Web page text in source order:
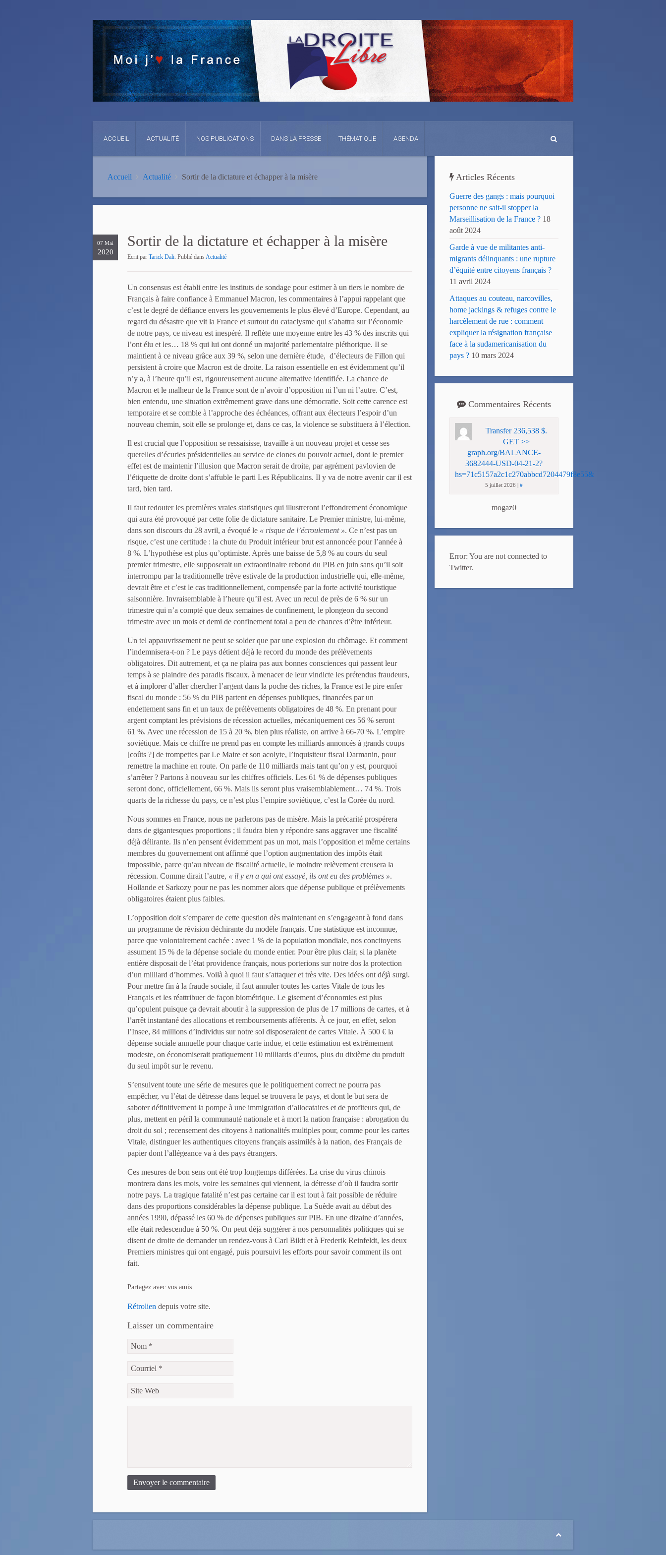
ACCUEIL ACTUALITÉ NOS PUBLICATIONS DANS LA PRESSE THÉMATIQUE AGENDA
Accueil Actualité Sortir de la dictature et échapper à la misère
07 Mai
2020
Sortir de la dictature et échapper à la misère
Ecrit par Tarick Dali. Publié dansActualité
Un consensus est établi entre les instituts de sondage pour estimer à un tiers le nombre de
Français à faire confiance à Emmanuel Macron, les commentaires à l’appui rappelant que
c’est le degré de défiance envers les gouvernements le plus élevé d’Europe. Cependant, au
regard du désastre que vit la France et surtout du cataclysme qui s’abattra sur l’économie
de notre pays, ce niveau est inespéré. Il reflète une moyenne entre les 43 % des inscrits qui
l’ont élu et les… 18 % qui lui ont donné un majorité parlementaire pléthorique. Il se
maintient à ce niveau grâce aux 39 %, selon une dernière étude, d’électeurs de Fillon qui
persistent à croire que Macron est de droite. La raison essentielle en est évidemment qu’il
n’y a, à l’heure qu’il est, rigoureusement aucune alternative identifiée. La chance de
Macron et le malheur de la France sont de n’avoir d’opposition ni l’un ni l’autre. C’est,
bien entendu, une situation extrêmement grave dans une démocratie. Soit cette carence est
temporaire et se comble à l’approche des échéances, offrant aux électeurs l’espoir d’un
nouveau chemin, soit elle se prolonge et, dans ce cas, la violence se substituera à l’élection.
Il est crucial que l’opposition se ressaisisse, travaille à un nouveau projet et cesse ses
querelles d’écuries présidentielles au service de clones du pouvoir actuel, dont le premier
effet est de maintenir l’illusion que Macron serait de droite, par agrément pavlovien de
l’étiquette de droite dont s’affuble le parti Les Républicains. Il y va de notre avenir car il est
tard, bien tard.
Il faut redouter les premières vraies statistiques qui illustreront l’effondrement économique
qui aura été provoqué par cette folie de dictature sanitaire. Le Premier ministre, lui-même,
dans son discours du 28 avril, a évoqué le « risque de l’écroulement ». Ce n’est pas un
risque, c’est une certitude : la chute du Produit intérieur brut est annoncée pour l’année à
8 %. L’hypothèse est plus qu’optimiste. Après une baisse de 5,8 % au cours du seul
premier trimestre, elle supposerait un extraordinaire rebond du PIB en juin sans qu’il soit
interrompu par la traditionnelle trêve estivale de la production industrielle qui, elle-même,
devrait être et c’est le cas traditionnellement, compensée par la forte activité touristique
saisonnière. Invraisemblable à l’heure qu’il est. Avec un recul de près de 6 % sur un
trimestre qui n’a compté que deux semaines de confinement, le plongeon du second
trimestre avec un mois et demi de confinement total a peu de chances d’être inférieur.
Un tel appauvrissement ne peut se solder que par une explosion du chômage. Et comment
l’indemnisera-t-on ? Le pays détient déjà le record du monde des prélèvements
obligatoires. Dit autrement, et ça ne plaira pas aux bonnes consciences qui passent leur
temps à se plaindre des paradis fiscaux, à menacer de leur vindicte les prétendus fraudeurs,
et à implorer d’aller chercher l’argent dans la poche des riches, la France est le pire enfer
fiscal du monde : 56 % du PIB partent en dépenses publiques, financées par un
endettement sans fin et un taux de prélèvements obligatoires de 48 %. En prenant pour
argent comptant les prévisions de récession actuelles, mécaniquement ces 56 % seront
61 %. Avec une récession de 15 à 20 %, bien plus réaliste, on arrive à 66-70 %. L’empire
soviétique. Mais ce chiffre ne prend pas en compte les milliards annoncés à grands coups
[coûts ?] de trompettes par Le Maire et son acolyte, l’inquisiteur fiscal Darmanin, pour
remettre la machine en route. On parle de 110 milliards mais tant qu’on y est, pourquoi
s’arrêter ? Partons à nouveau sur les chiffres officiels. Les 61 % de dépenses publiques
seront donc, officiellement, 66 %. Mais ils seront plus vraisemblablement… 74 %. Trois
quarts de la richesse du pays, ce n’est plus l’empire soviétique, c’est la Corée du nord.
Nous sommes en France, nous ne parlerons pas de misère. Mais la précarité prospérera
dans de gigantesques proportions ; il faudra bien y répondre sans aggraver une fiscalité
déjà délirante. Ils n’en pensent évidemment pas un mot, mais l’opposition et même certains
membres du gouvernement ont affirmé que l’option augmentation des impôts était
impossible, parce qu’au niveau de fiscalité actuelle, le moindre relèvement creusera la
récession. Comme dirait l’autre, « il y en a qui ont essayé, ils ont eu des problèmes ».
Hollande et Sarkozy pour ne pas les nommer alors que dépense publique et prélèvements
obligatoires étaient plus faibles.
L’opposition doit s’emparer de cette question dès maintenant en s’engageant à fond dans
un programme de révision déchirante du modèle français. Une statistique est inconnue,
parce que volontairement cachée : avec 1 % de la population mondiale, nos concitoyens
assument 15 % de la dépense sociale du monde entier. Pour être plus clair, si la planète
entière disposait de l’état providence français, nous porterions sur notre dos la protection
d’un milliard d’hommes. Voilà à quoi il faut s’attaquer et très vite. Des idées ont déjà surgi.
Pour mettre fin à la fraude sociale, il faut annuler toutes les cartes Vitale de tous les
Français et les réattribuer de façon biométrique. Le gisement d’économies est plus
qu’opulent puisque ça devrait aboutir à la suppression de plus de 17 millions de cartes, et à
l’arrêt instantané des allocations et remboursements afférents. À ce jour, en effet, selon
l’Insee, 84 millions d’individus sur notre sol disposeraient de cartes Vitale. À 500 € la
dépense sociale annuelle pour chaque carte indue, et cette estimation est extrêmement
modeste, on économiserait pratiquement 10 milliards d’euros, plus du dixième du produit
du seul impôt sur le revenu.
S’ensuivent toute une série de mesures que le politiquement correct ne pourra pas
empêcher, vu l’état de détresse dans lequel se trouvera le pays, et dont le but sera de
saboter définitivement la pompe à une immigration d’allocataires et de profiteurs qui, de
plus, mettent en péril la communauté nationale et à mort la nation française : abrogation du
droit du sol ; recensement des citoyens à nationalités multiples pour, comme pour les cartes
Vitale, distinguer les authentiques citoyens français assimilés à la nation, des Français de
papier dont l’allégeance va à des pays étrangers.
Ces mesures de bon sens ont été trop longtemps différées. La crise du virus chinois
montrera dans les mois, voire les semaines qui viennent, la détresse d’où il faudra sortir
notre pays. La tragique fatalité n’est pas certaine car il est tout à fait possible de réduire
dans des proportions considérables la dépense publique. La Suède avait au début des
années 1990, dépassé les 60 % de dépenses publiques sur PIB. En une dizaine d’années,
elle était redescendue à 50 %. On peut déjà suggérer à nos personnalités politiques qui se
disent de droite de demander un rendez-vous à Carl Bildt et à Frederik Reinfeldt, les deux
Premiers ministres qui ont engagé, puis poursuivi les efforts pour savoir comment ils ont
fait.
Partagez avec vos amis
Rétrolien depuis votre site.
Laisser un commentaire
Envoyer le commentaire
Articles Récents
Guerre des gangs : mais pourquoi
personne ne sait-il stopper la
Marseillisation de la France ? 18
août 2024
Garde à vue de militantes anti-
migrants délinquants : une rupture
d’équité entre citoyens français ?
11 avril 2024
Attaques au couteau, narcovilles,
home jackings & refuges contre le
harcèlement de rue : comment
expliquer la résignation française
face à la sudamericanisation du
pays ? 10 mars 2024
Commentaires Récents
Transfer 236,538 $.
GET >>
graph.org/BALANCE-
3682444-USD-04-21-2?
hs=71c5157a2c1c270abbcd7204479f8e55&
5 juillet 2026 | #
mogaz0
Error: You are not connected to
Twitter.